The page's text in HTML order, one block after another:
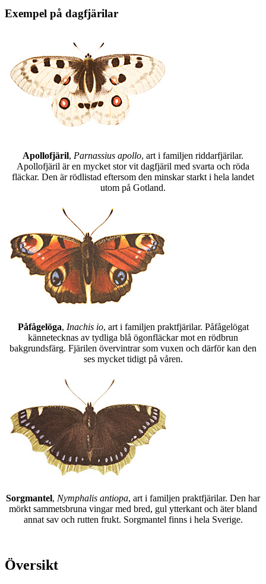
Exempel på dagfjärilar
Apollofjäril, Parnassius apollo, art i familjen riddarfjärilar.
Apollofjäril är en mycket stor vit dagfjäril med svarta och röda
fläckar. Den är rödlistad eftersom den minskar starkt i hela landet
utom på Gotland.
Påfågelöga, Inachis io, art i familjen praktfjärilar. Påfågelögat
kännetecknas av tydliga blå ögonfläckar mot en rödbrun
bakgrundsfärg. Fjärilen övervintrar som vuxen och därför kan den
ses mycket tidigt på våren.
Sorgmantel, Nymphalis antiopa, art i familjen praktfjärilar. Den har
mörkt sammetsbruna vingar med bred, gul ytterkant och äter bland
annat sav och rutten frukt. Sorgmantel finns i hela Sverige.
Översikt